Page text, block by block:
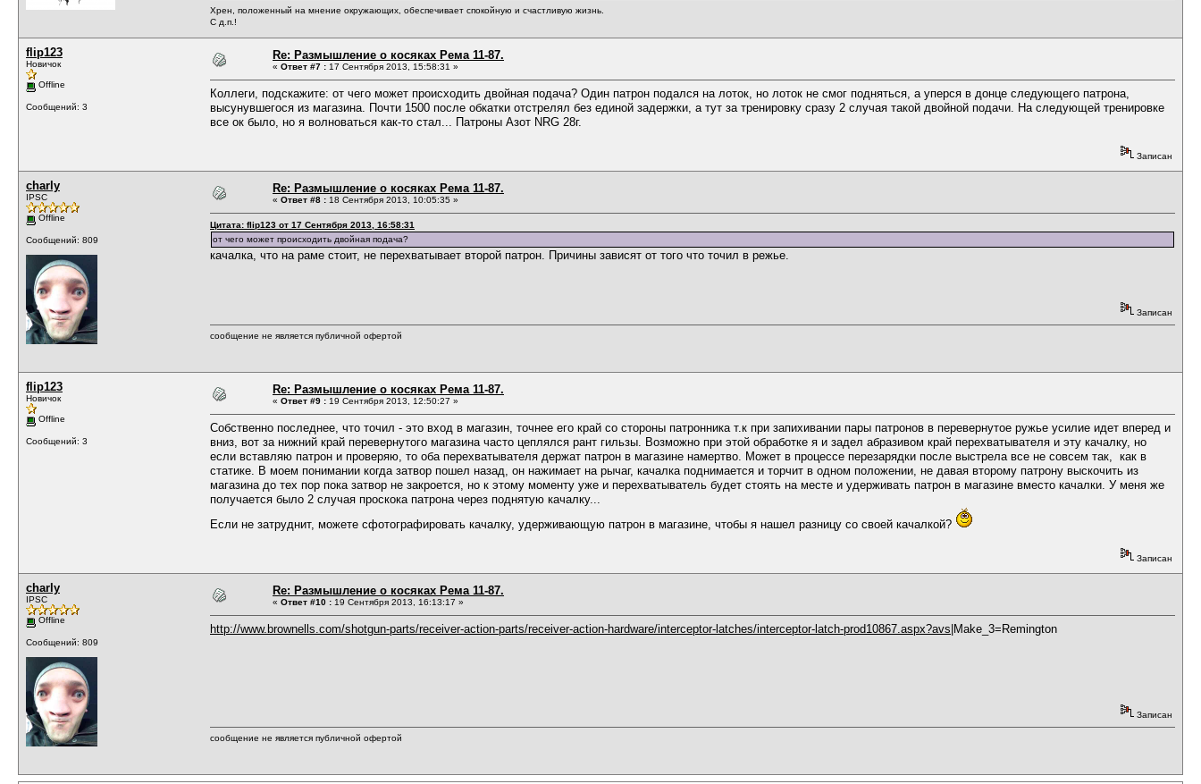
Хрен, положенный на мнение окружающих, обеспечивает спокойную и счастливую жизнь.
С д.п.!
flip123
Новичок
Offline
Сообщений: 3
Re: Размышление о косяках Рема 11-87.
« Ответ #7 : 17 Сентября 2013, 15:58:31 »
Коллеги, подскажите: от чего может происходить двойная подача? Один патрон подался на лоток, но лоток не смог подняться, а уперся в донце следующего патрона,
высунувшегося из магазина. Почти 1500 после обкатки отстрелял без единой задержки, а тут за тренировку сразу 2 случая такой двойной подачи. На следующей тренировке
все ок было, но я волноваться как-то стал... Патроны Азот NRG 28г.
Записан
charly
IPSC
Offline
Сообщений: 809
Re: Размышление о косяках Рема 11-87.
« Ответ #8 : 18 Сентября 2013, 10:05:35 »
Цитата: flip123 от 17 Сентября 2013, 16:58:31
от чего может происходить двойная подача?
качалка, что на раме стоит, не перехватывает второй патрон. Причины зависят от того что точил в режье.
Записан
сообщение не является публичной офертой
flip123
Новичок
Offline
Сообщений: 3
Re: Размышление о косяках Рема 11-87.
« Ответ #9 : 19 Сентября 2013, 12:50:27 »
Собственно последнее, что точил - это вход в магазин, точнее его край со стороны патронника т.к при запихивании пары патронов в перевернутое ружье усилие идет вперед и
вниз, вот за нижний край перевернутого магазина часто цеплялся рант гильзы. Возможно при этой обработке я и задел абразивом край перехватывателя и эту качалку, но
если вставляю патрон и проверяю, то оба перехватывателя держат патрон в магазине намертво. Может в процессе перезарядки после выстрела все не совсем так, как в
статике. В моем понимании когда затвор пошел назад, он нажимает на рычаг, качалка поднимается и торчит в одном положении, не давая второму патрону выскочить из
магазина до тех пор пока затвор не закроется, но к этому моменту уже и перехватыватель будет стоять на месте и удерживать патрон в магазине вместо качалки. У меня же
получается было 2 случая проскока патрона через поднятую качалку...
Если не затруднит, можете сфотографировать качалку, удерживающую патрон в магазине, чтобы я нашел разницу со своей качалкой?
Записан
charly
IPSC
Offline
Сообщений: 809
Re: Размышление о косяках Рема 11-87.
« Ответ #10 : 19 Сентября 2013, 16:13:17 »
http://www.brownells.com/shotgun-parts/receiver-action-parts/receiver-action-hardware/interceptor-latches/interceptor-latch-prod10867.aspx?avs |Make_3=Remington
Записан
сообщение не является публичной офертой